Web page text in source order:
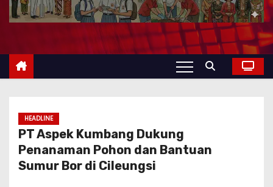
HEADLINE
PT Aspek Kumbang Dukung
Penanaman Pohon dan Bantuan
Sumur Bor di Cileungsi